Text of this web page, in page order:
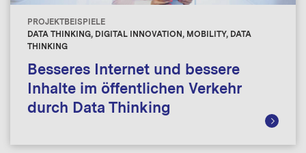
PROJEKTBEISPIELE
DATA THINKING, DIGITAL INNOVATION, MOBILITY, DATA
THINKING
Besseres Internet und bessere
Inhalte im öffentlichen Verkehr
durch Data Thinking